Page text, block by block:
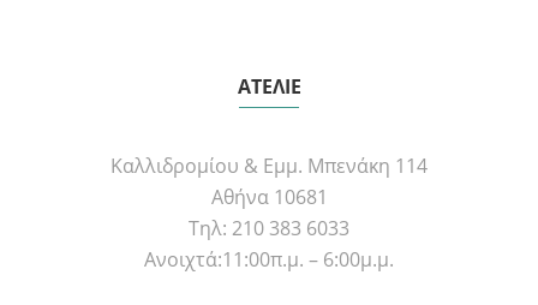
ΑΤΕΛΙΕ
Καλλιδρομίου & Εμμ. Μπενάκη 114
Αθήνα 10681
Τηλ: 210 383 6033
Ανοιχτά:11:00π.μ. – 6:00μ.μ.